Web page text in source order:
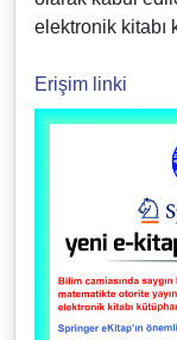
elektronik kitabı
Erişim linki